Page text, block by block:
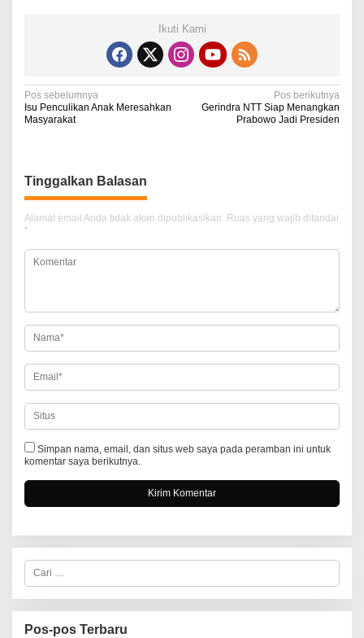
Ikuti Kami
N
a
i
g
a
s
o
s
Pos sebelumnya
Isu Penculikan Anak Meresahkan
Masyarakat
Pos berikutnya
Gerindra NTT Siap Menangkan
Prabowo Jadi Presiden
Tinggalkan Balasan
Alamat email Anda tidak akan dipublikasikan. Ruas yang wajib ditandai
*
Simpan nama, email, dan situs web saya pada peramban ini untuk
komentar saya berikutnya.
C
r
i
u
nPos-pos Terbaru